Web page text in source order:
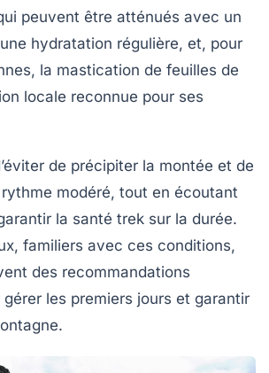
peuvent être atténués avec un
hydratation régulière, et, pour
la mastication de feuilles de
locale reconnue pour ses
de précipiter la montée et de
modéré, tout en écoutant
la santé trek sur la durée.
familiers avec ces conditions,
des recommandations
les premiers jours et garantir